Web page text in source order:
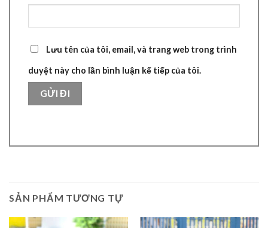
Lưu tên của tôi, email, và trang web trong trình
duyệt này cho lần bình luận kế tiếp của tôi.
SẢN PHẨM TƯƠNG TỰ